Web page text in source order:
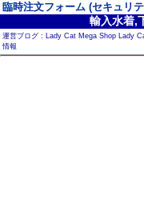
臨時注文フォーム (セキュリ
輸入水着,
運営ブログ : Lady Cat Mega Shop Lady
情報